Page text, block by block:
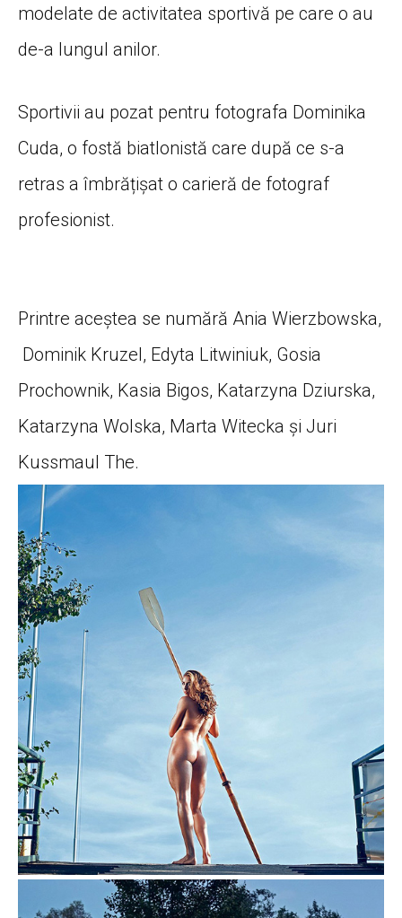
modelate de activitatea sportivă pe care o au
de-a lungul anilor.
Sportivii au pozat pentru fotografa Dominika
Cuda, o fostă biatlonistă care după ce s-a
retras a îmbrățișat o carieră de fotograf
profesionist.
Printre aceștea se numără Ania Wierzbowska,
Dominik Kruzel, Edyta Litwiniuk, Gosia
Prochownik, Kasia Bigos, Katarzyna Dziurska,
Katarzyna Wolska, Marta Witecka și Juri
Kussmaul The.